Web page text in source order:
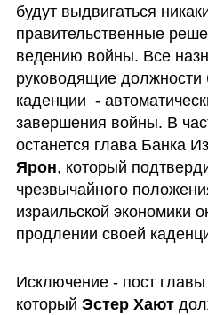
будут выдвигаться
правительственные
ведению войны. Все
руководящие должности
каденции  -
завершения войны. В
останется глава Банка
Ярон, который
чрезвычайного
израильской экономики
продлении своей
Исключение - пост
который Эстер Хают